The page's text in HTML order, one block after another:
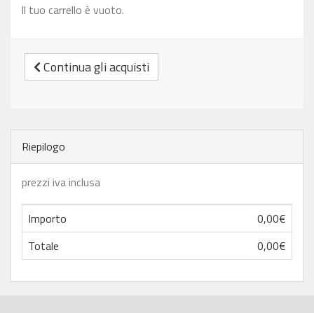
Il tuo carrello è vuoto.
Continua gli acquisti
Riepilogo
prezzi iva inclusa
Importo
0,00€
Totale
0,00€